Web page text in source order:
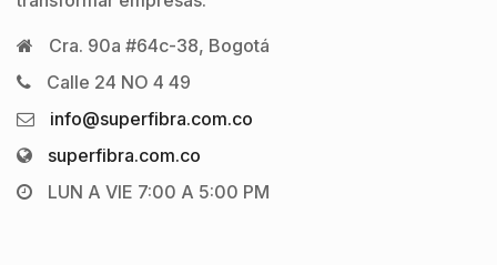
Cra. 90a #64c-38, Bogotá
Calle 24 NO 4 49
info@superfibra.com.co
superfibra.com.co
LUN A VIE 7:00 A 5:00 PM